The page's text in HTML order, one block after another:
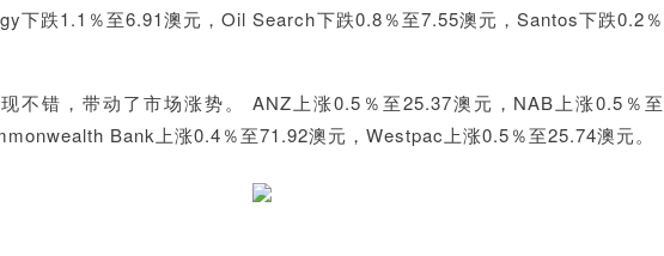
下跌1.1％至6.91澳元，Oil Search下跌0.8％至7.55澳元，Santos下跌0.2％
不错，带动了市场涨势。 ANZ上涨0.5％至25.37澳元，NAB上涨0.5％至
Bank上涨0.4％至71.92澳元，Westpac上涨0.5％至25.74澳元。